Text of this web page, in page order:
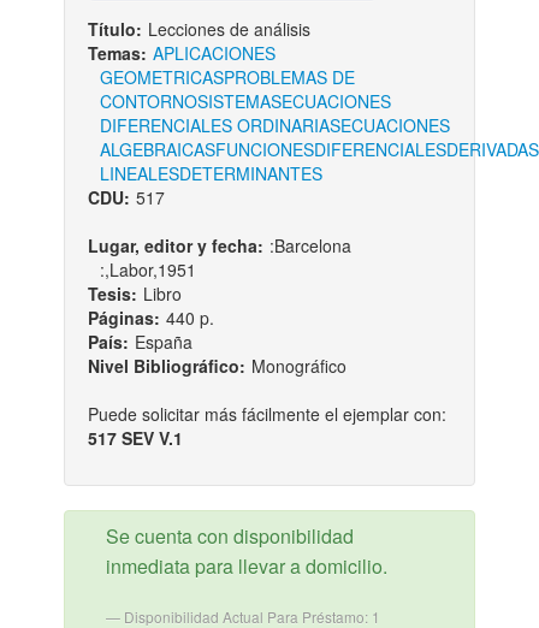
Título: Lecciones de análisis
Temas: APLICACIONES
GEOMETRICASPROBLEMAS DE
CONTORNOSISTEMASECUACIONES
DIFERENCIALES ORDINARIASECUACIONES
ALGEBRAICASFUNCIONESDIFERENCIALESDERIVADAS
LINEALESDETERMINANTES
CDU: 517
Lugar, editor y fecha: :Barcelona
:,Labor,1951
Tesis: Libro
Páginas: 440 p.
País: España
Nivel Bibliográfico: Monográfico
Puede solicitar más fácilmente el ejemplar con:
517 SEV V.1
Se cuenta con disponibilidad
inmediata para llevar a domicilio.
Disponibilidad Actual Para Préstamo: 1